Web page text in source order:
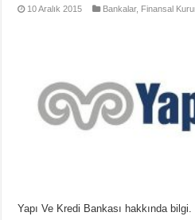
10 Aralık 2015 Bankalar, Finansal
Yapı Ve Kredi Bankası hakkında bilgi.